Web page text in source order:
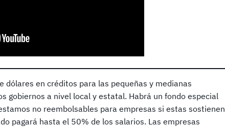
dólares en créditos para las pequeñas y medianas
gobiernos a nivel local y estatal. Habrá un fondo especial
no reembolsables para empresas si estas sostienen
pagará hasta el 50% de los salarios. Las empresas